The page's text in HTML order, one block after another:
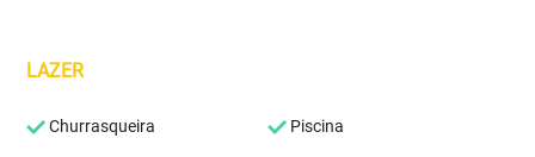
LAZER
Churrasqueira Piscina